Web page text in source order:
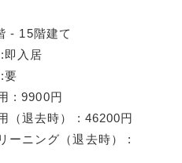
- 15階建て
即入居
要
: 9900円
（退去時） : 46200円
ーニング（退去時） :